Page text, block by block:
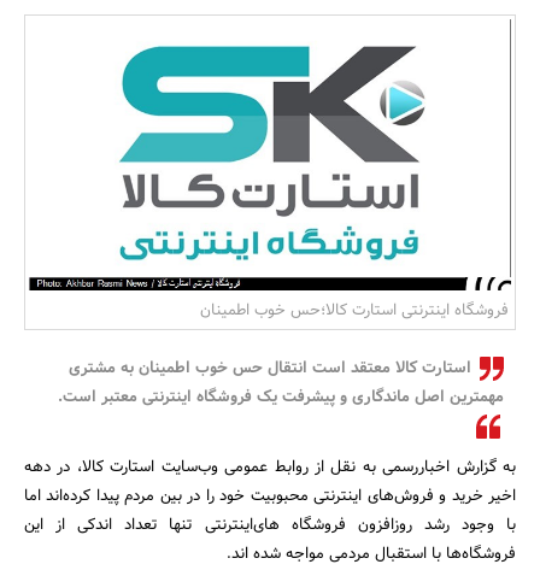
مسکن و ساختمان
فروشگاه اینترنتی استارت کالا؛حس خوب اطمینان
استارت کالا معتقد است انتقال حس خوب اطمینان به مشتری
مهمترین اصل ماندگاری و پیشرفت یک فروشگاه اینترنتی معتبر است.
به گزارش اخباررسمی به نقل از روابط عمومی وب‌سایت استارت کالا، در دهه
اخیر خرید و فروش‌های اینترنتی محبوبیت خود را در بین مردم پیدا کرده‌اند اما
با وجود رشد روزافزون فروشگاه های‌اینترنتی تنها تعداد اندکی از این
فروشگاه‌ها با استقبال مردمی مواجه شده اند.